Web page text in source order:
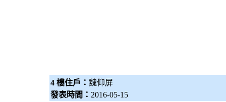
4 樓住戶： 魏仰屏
發表時間： 2016-05-15